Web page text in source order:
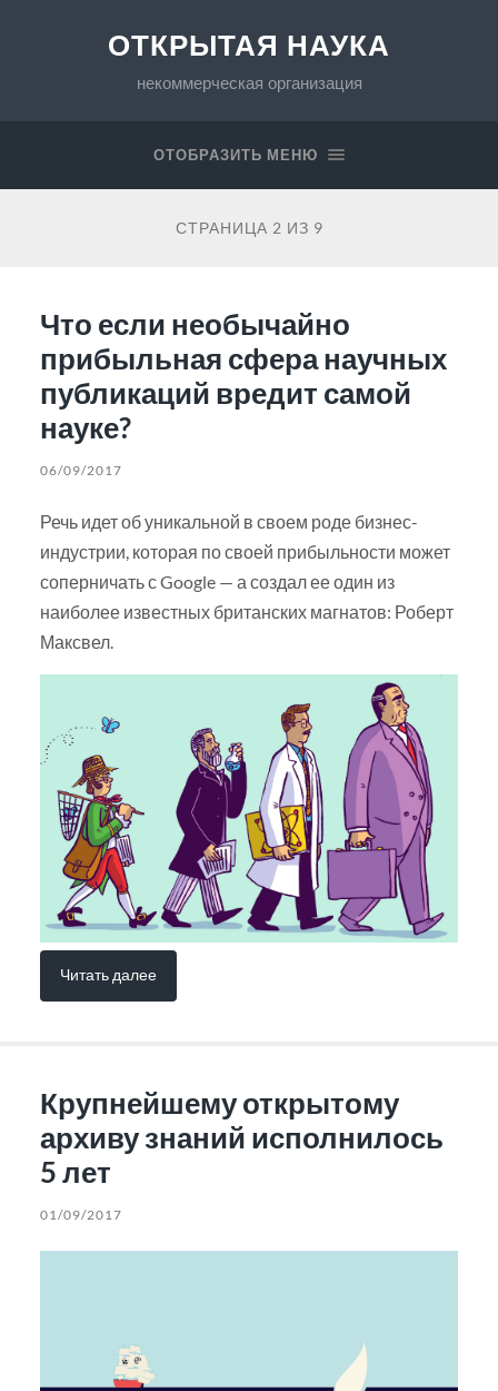
ОТКРЫТАЯ НАУКА
некоммерческая организация
ОТОБРАЗИТЬ МЕНЮ
СТРАНИЦА 2 ИЗ 9
Что если необычайно
прибыльная сфера научных
публикаций вредит самой
науке?
06/09/2017
Речь идет об уникальной в своем роде бизнес-
индустрии, которая по своей прибыльности может
соперничать с Google — а создал ее один из
наиболее известных британских магнатов: Роберт
Максвел.
Читать далее
Крупнейшему открытому
архиву знаний исполнилось
5 лет
01/09/2017